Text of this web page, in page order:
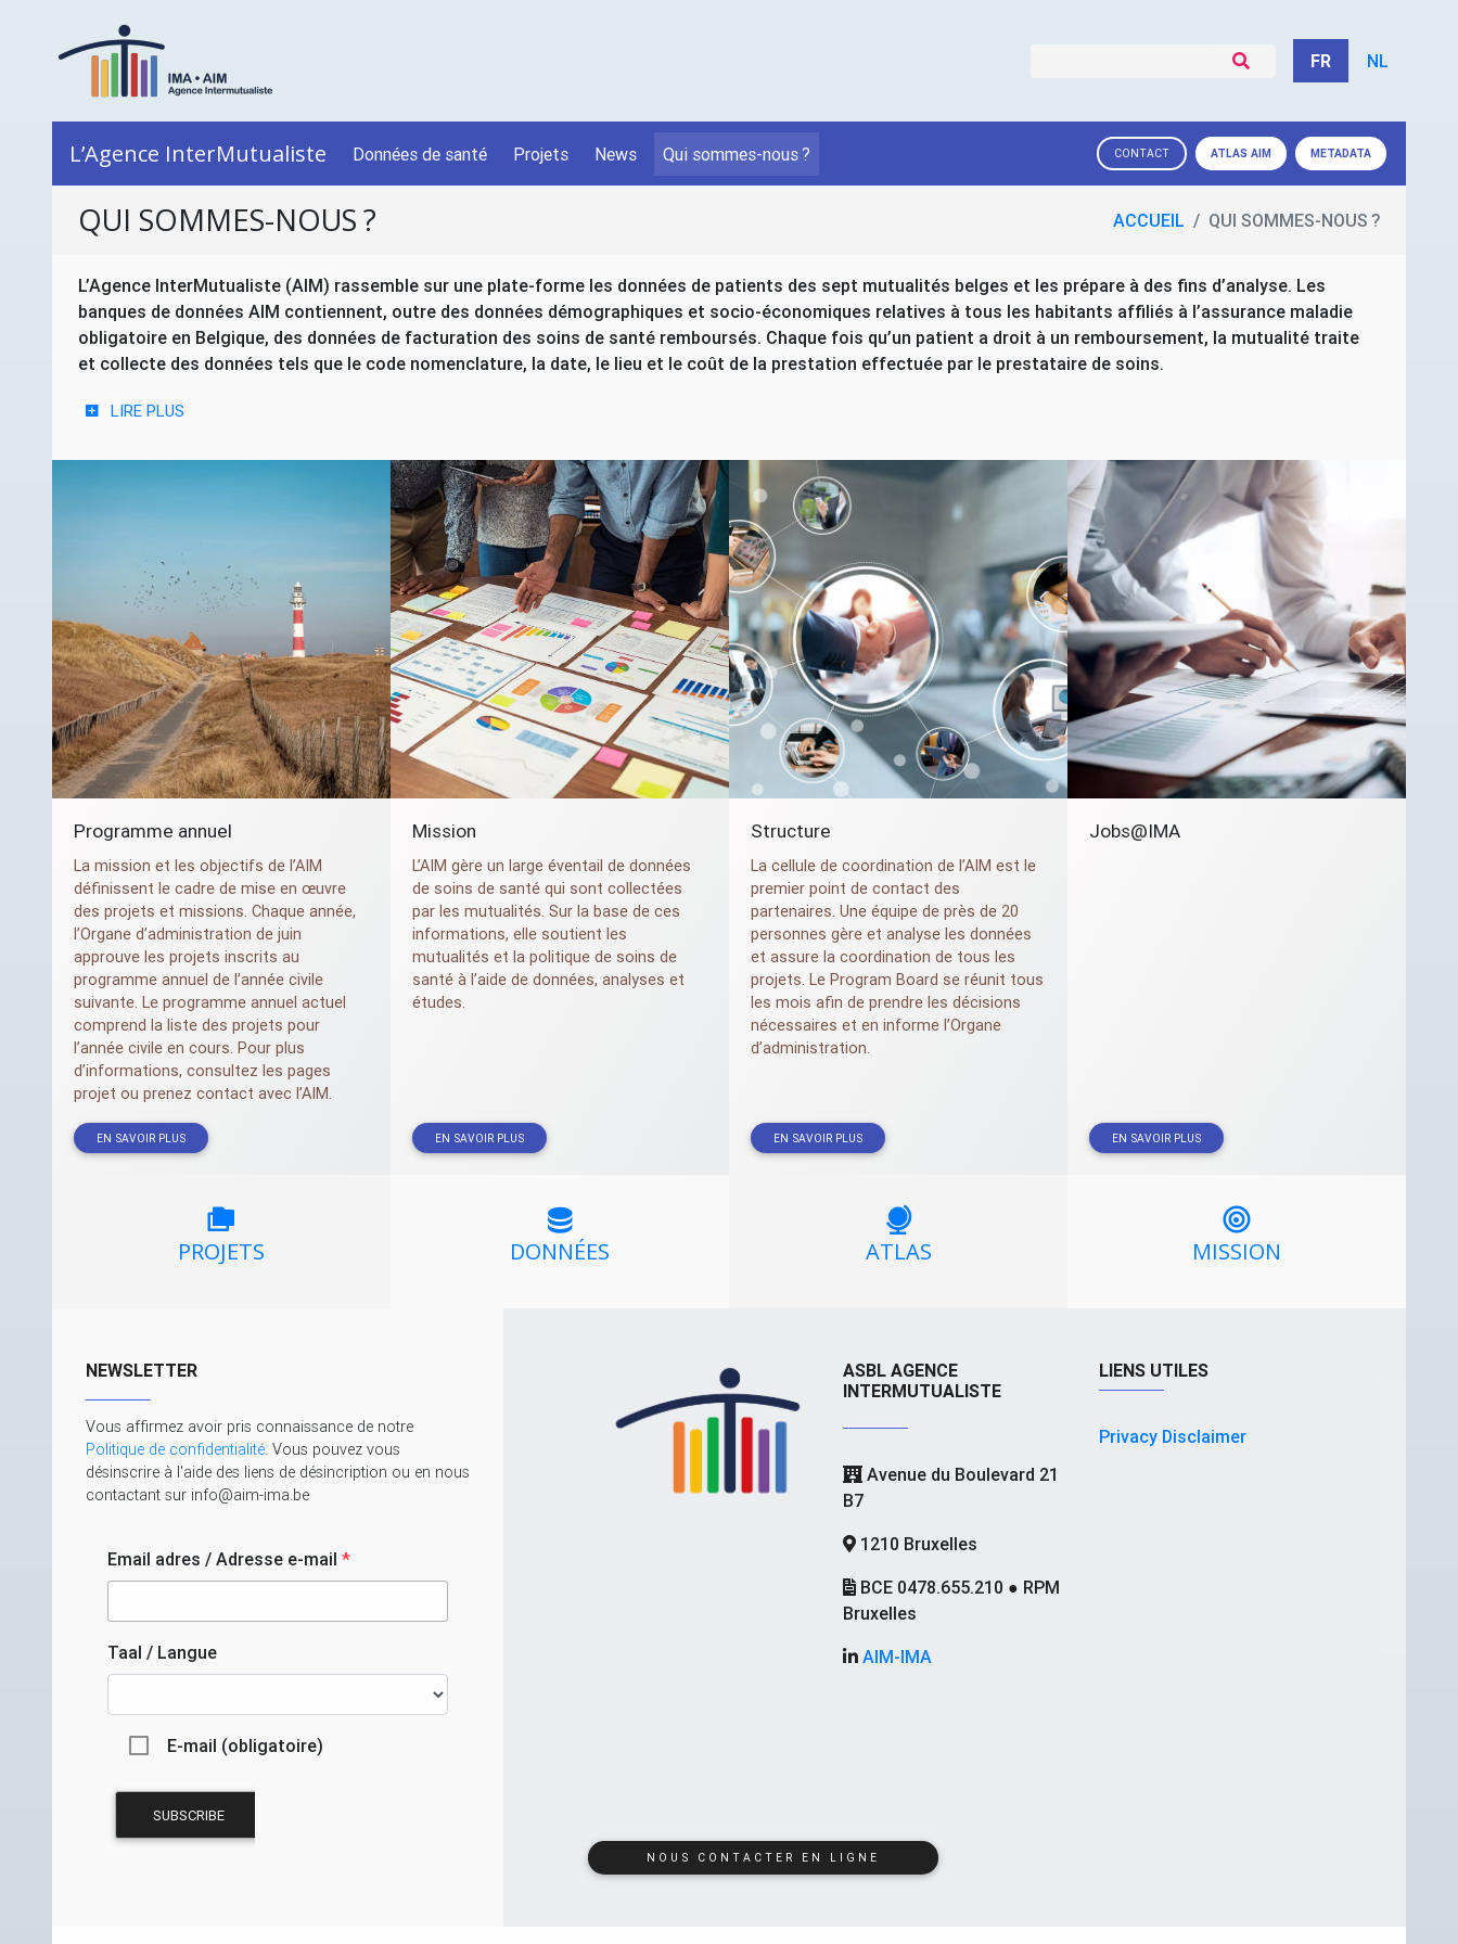
FR NL
L’Agence InterMutualiste Données de santé Projets News Qui sommes-nous? CONTACT ATLAS AIM METADATA
QUI SOMMES-NOUS? ACCUEIL QUI SOMMES-NOUS ?
L’Agence InterMutualiste (AIM) rassemble sur une plate-forme les données de patients des sept mutualités belges et les prépare à des fins d’analyse. Les
banques de données AIM contiennent, outre des données démographiques et socio-économiques relatives à tous les habitants affiliés à l’assurance maladie
obligatoire en Belgique, des données de facturation des soins de santé remboursés. Chaque fois qu’un patient a droit à un remboursement, la mutualité traite
et collecte des données tels que le code nomenclature, la date, le lieu et le coût de la prestation effectuée par le prestataire de soins.
LIRE PLUS
Programme annuel
La mission et les objectifs de l’AIM
définissent le cadre de mise en œuvre
des projets et missions. Chaque année,
l’Organe d’administration de juin
approuve les projets inscrits au
programme annuel de l’année civile
suivante. Le programme annuel actuel
comprend la liste des projets pour
l’année civile en cours. Pour plus
d’informations, consultez les pages
projet ou prenez contact avec l’AIM.
EN SAVOIR PLUS
Mission
L’AIM gère un large éventail de données
de soins de santé qui sont collectées
par les mutualités. Sur la base de ces
informations, elle soutient les
mutualités et la politique de soins de
santé à l’aide de données, analyses et
études.
EN SAVOIR PLUS
Structure
La cellule de coordination de l’AIM est le
premier point de contact des
partenaires. Une équipe de près de 20
personnes gère et analyse les données
et assure la coordination de tous les
projets. Le Program Board se réunit tous
les mois afin de prendre les décisions
nécessaires et en informe l’Organe
d’administration.
EN SAVOIR PLUS
Jobs@IMA
EN SAVOIR PLUS
PROJETS DONNÉES ATLAS MISSION
NEWSLETTER
Vous affirmez avoir pris connaissance de notre
Politique de confidentialité. Vous pouvez vous
désinscrire à l'aide des liens de désincription ou en nous
contactant sur info@aim-ima.be
Email adres / Adresse e-mail *
Taal / Langue
E-mail (obligatoire)
ASBL AGENCE
INTERMUTUALISTE
Avenue du Boulevard 21
B7
1210 Bruxelles
BCE 0478.655.210 ● RPM
Bruxelles
AIM-IMA
LIENS UTILES
Privacy Disclaimer
NOUS CONTACTER EN LIGNE